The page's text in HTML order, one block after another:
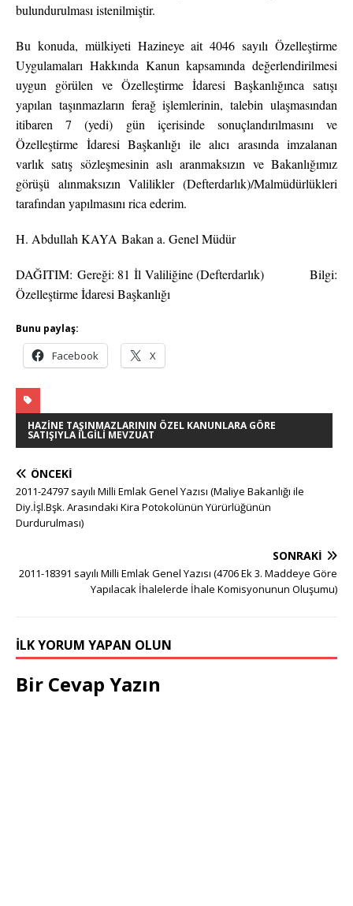
bulundurulması istenilmiştir.
Bu konuda, mülkiyeti Hazineye ait 4046 sayılı Özelleştirme
Uygulamaları Hakkında Kanun kapsamında değerlendirilmesi
uygun görülen ve Özelleştirme İdaresi Başkanlığınca satışı
yapılan taşınmazların ferağ işlemlerinin, talebin ulaşmasından
itibaren 7 (yedi) gün içerisinde sonuçlandırılmasını ve
Özelleştirme İdaresi Başkanlığı ile alıcı arasında imzalanan
varlık satış sözleşmesinin aslı aranmaksızın ve Bakanlığımız
görüşü alınmaksızın Valilikler (Defterdarlık)/Malmüdürlükleri
tarafından yapılmasını rica ederim.
H. Abdullah KAYA Bakan a. Genel Müdür
DAĞITIM: Gereği: 81 İl Valiliğine (Defterdarlık) Bilgi:
Özelleştirme İdaresi Başkanlığı
Bunu paylaş:
Facebook X
HAZINE TAŞINMAZLARININ ÖZEL KANUNLARA GÖRE
SATIŞIYLA İLGILI MEVZUAT
ÖNCEKI
2011-24797 sayılı Milli Emlak Genel Yazısı (Maliye Bakanlığı ile
Diy.İşl.Bşk. Arasındaki Kira Potokolünün Yürürlüğünün
Durdurulması)
SONRAKI
2011-18391 sayılı Milli Emlak Genel Yazısı (4706 Ek 3. Maddeye Göre
Yapılacak İhalelerde İhale Komisyonunun Oluşumu)
İLK YORUM YAPAN OLUN
Bir Cevap Yazın